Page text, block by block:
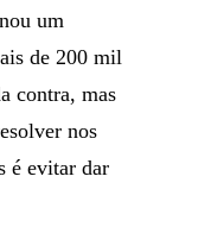
um
de 200 mil
contra, mas
nos
é evitar dar